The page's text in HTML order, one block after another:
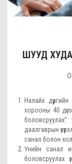
ШУУД
Налайх
хорооны 40
даалгаврын
санал болон
Үнийн санал
боловсруулах